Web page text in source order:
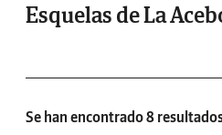
Esquelas de La
Se han encontrado 8